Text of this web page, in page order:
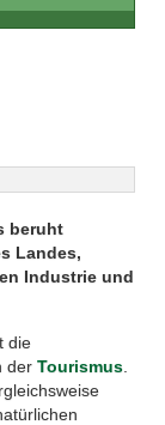
beruht
Landes,
Industrie und
die
der Tourismus